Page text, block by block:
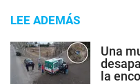
LEE ADEMÁS
Una
la